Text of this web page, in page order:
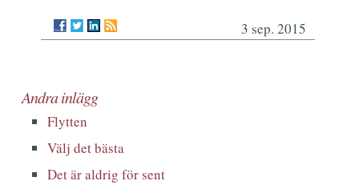
3 sep. 2015
Andra inlägg
Flytten
Välj det bästa
Det är aldrig för sent